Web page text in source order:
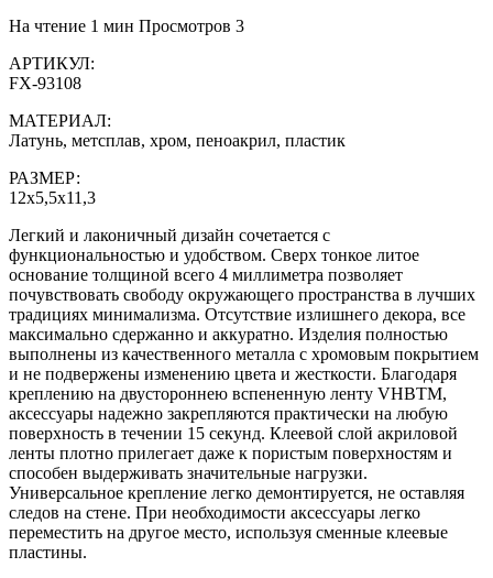
На чтение 1 мин Просмотров 3
АРТИКУЛ:
FX-93108
МАТЕРИАЛ:
Латунь, метсплав, хром, пеноакрил, пластик
РАЗМЕР:
12х5,5х11,3
Легкий и лаконичный дизайн сочетается с
функциональностью и удобством. Сверх тонкое литое
основание толщиной всего 4 миллиметра позволяет
почувствовать свободу окружающего пространства в лучших
традициях минимализма. Отсутствие излишнего декора, все
максимально сдержанно и аккуратно. Изделия полностью
выполнены из качественного металла с хромовым покрытием
и не подвержены изменению цвета и жесткости. Благодаря
креплению на двустороннею вспененную ленту VHBTM,
аксессуары надежно закрепляются практически на любую
поверхность в течении 15 секунд. Клеевой слой акриловой
ленты плотно прилегает даже к пористым поверхностям и
способен выдерживать значительные нагрузки.
Универсальное крепление легко демонтируется, не оставляя
следов на стене. При необходимости аксессуары легко
переместить на другое место, используя сменные клеевые
пластины.